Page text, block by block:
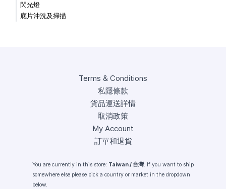
閃光燈
底片沖洗及掃描
Terms & Conditions
私隱條款
貨品運送詳情
取消政策
My Account
訂單和退貨
You are currently in this store: Taiwan / 台灣. If you want to ship
somewhere else please pick a country or market in the dropdown
below.